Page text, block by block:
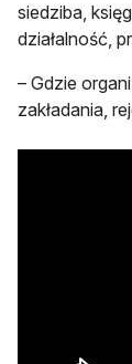
siedziba,
działalność,
– Gdzie
zakładania,